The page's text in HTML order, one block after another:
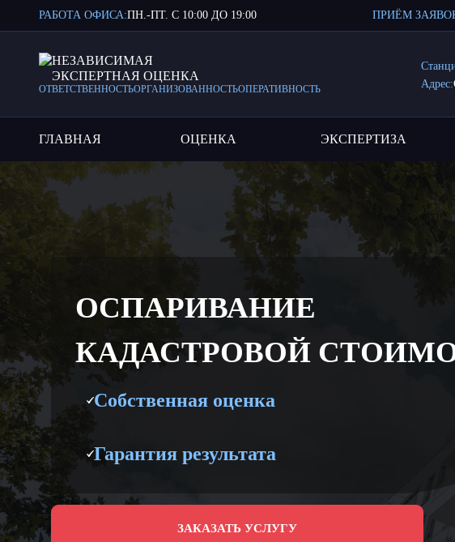
РАБОТА ОФИСА:ПН.-ПТ. С 10:00 ДО 19:00 ПРИЁМ
НЕЗАВИСИМАЯ
ЭКСПЕРТНАЯ ОЦЕНКА
ОТВЕТСТВЕННОСТЬОРГАНИЗОВАННОСТЬОПЕРАТИВНОСТЬ
Адрес:
ГЛАВНАЯ ОЦЕНКА ЭКСПЕРТИЗА
ОСПАРИВАНИЕ
КАДАСТРОВОЙ
Собственная оценка
Гарантия результата
ЗАКАЗАТЬ УСЛУГУ